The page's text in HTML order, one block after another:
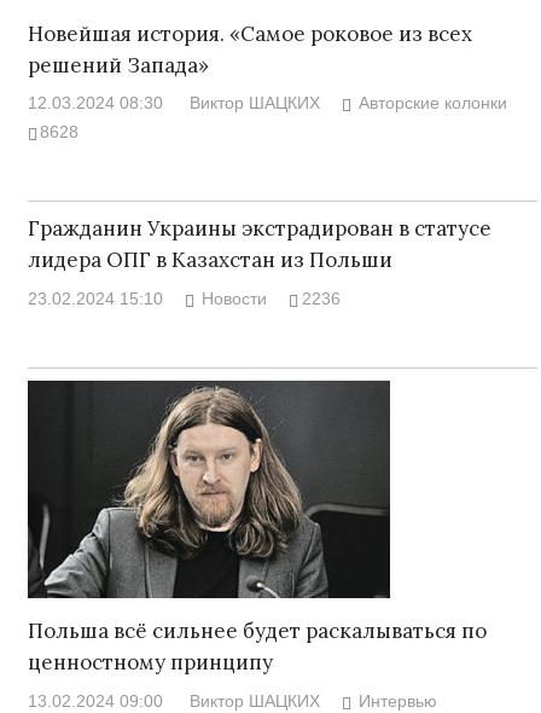
Новейшая история. «Самое роковое из всех
решений Запада»
12.03.2024 08:30 Виктор ШАЦКИХ
Авторские колонки
8628
Гражданин Украины экстрадирован в статусе
лидера ОПГ в Казахстан из Польши
23.02.2024 15:10 Новости 2236
Польша всё сильнее будет раскалываться по
ценностному принципу
13.02.2024 09:00 Виктор ШАЦКИХ
Интервью